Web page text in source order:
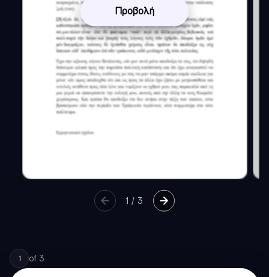
Προβολή
1 / 3
1 of 3